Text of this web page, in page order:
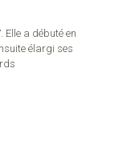
Elle a débuté en
élargi ses